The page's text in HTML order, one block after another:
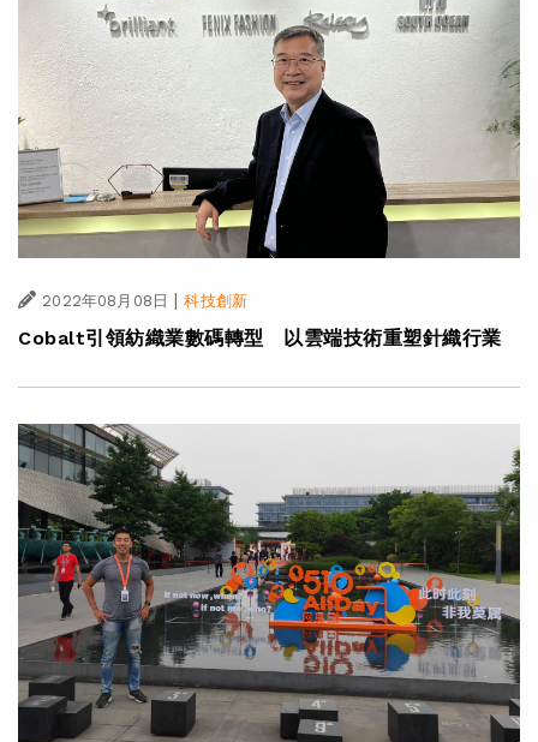
2022年08月08日 | 科技創新
Cobalt引領紡織業數碼轉型 以雲端技術重塑針織行業